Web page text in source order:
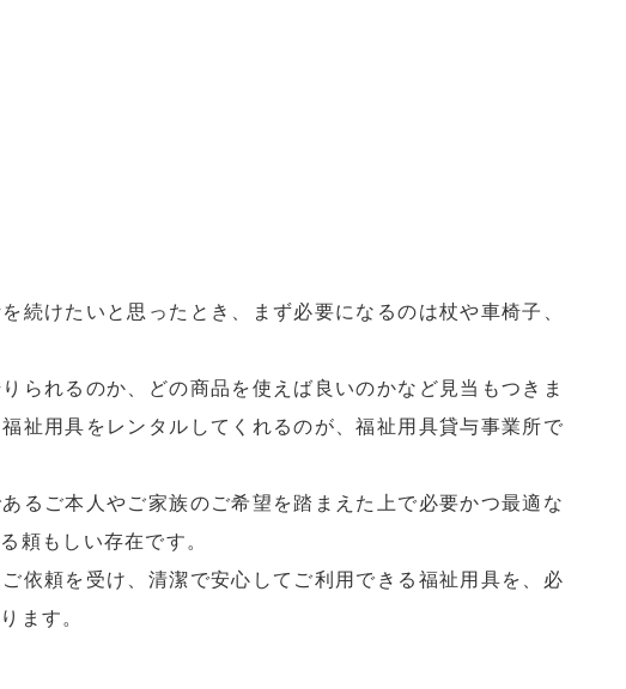
続けたいと思ったとき、まず必要になるのは杖や車椅子、
られるのか、どの商品を使えば良いのかなど見当もつきま
祉用具をレンタルしてくれるのが、福祉用具貸与事業所で
るご本人やご家族のご希望を踏まえた上で必要かつ最適な
頼もしい存在です。
依頼を受け、清潔で安心してご利用できる福祉用具を、必
ます。